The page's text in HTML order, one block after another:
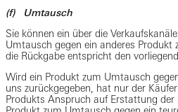
(f) Umtausch
Sie können ein über die
Umtausch gegen ein anderes Produkt
die Rückgabe entspricht den
Wird ein Produkt zum Umtausch
uns zurückgegeben, hat nur der
Produkts Anspruch auf Erstattung der